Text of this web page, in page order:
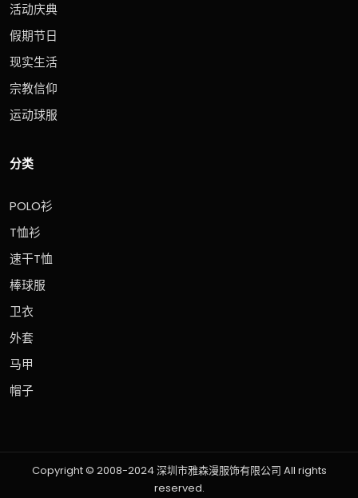
活动庆典
假期节日
现实生活
宗教信仰
运动球服
分类
POLO衫
T恤衫
速干T恤
棒球服
卫衣
外套
马甲
帽子
Copyright © 2008-2024 深圳市雅森漫服饰有限公司 All rights
reserved.